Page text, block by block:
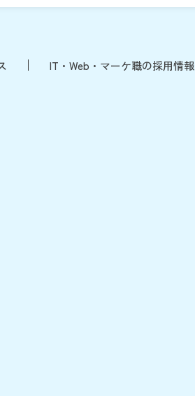
IT・Web・マーケ職の採用情報